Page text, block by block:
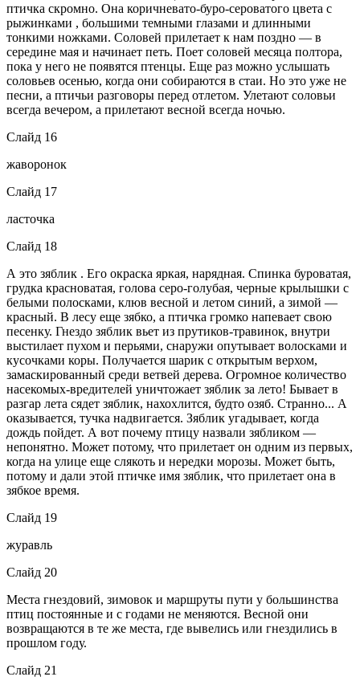
птичка скромно. Она коричневато-буро-сероватого цвета с
рыжинками , большими темными глазами и длинными
тонкими ножками. Соловей прилетает к нам поздно — в
середине мая и начинает петь. Поет соловей месяца полтора,
пока у него не появятся птенцы. Еще раз можно услышать
соловьев осенью, когда они собираются в стаи. Но это уже не
песни, а птичьи разговоры перед отлетом. Улетают соловьи
всегда вечером, а прилетают весной всегда ночью.
Слайд 16
жаворонок
Слайд 17
ласточка
Слайд 18
А это зяблик . Его окраска яркая, нарядная. Спинка буроватая,
грудка красноватая, голова серо-голубая, черные крылышки с
белыми полосками, клюв весной и летом синий, а зимой —
красный. В лесу еще зябко, а птичка громко напевает свою
песенку. Гнездо зяблик вьет из прутиков-травинок, внутри
выстилает пухом и перьями, снаружи опутывает волосками и
кусочками коры. Получается шарик с открытым верхом,
замаскированный среди ветвей дерева. Огромное количество
насекомых-вредителей уничтожает зяблик за лето! Бывает в
разгар лета сядет зяблик, нахохлится, будто озяб. Странно... А
оказывается, тучка надвигается. Зяблик угадывает, когда
дождь пойдет. А вот почему птицу назвали зябликом —
непонятно. Может потому, что прилетает он одним из первых,
когда на улице еще слякоть и нередки морозы. Может быть,
потому и дали этой птичке имя зяблик, что прилетает она в
зябкое время.
Слайд 19
журавль
Слайд 20
Места гнездовий, зимовок и маршруты пути у большинства
птиц постоянные и с годами не меняются. Весной они
возвращаются в те же места, где вывелись или гнездились в
прошлом году.
Слайд 21